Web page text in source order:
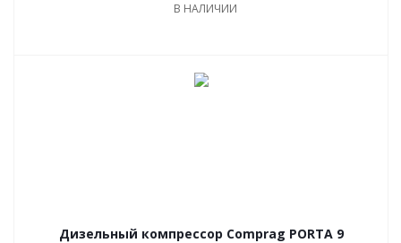
В НАЛИЧИИ
Дизельный компрессор Comprag PORTA 9